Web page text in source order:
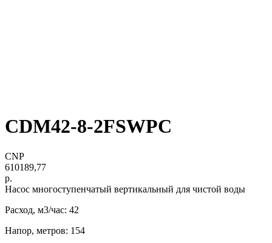
CDM42-8-2FSWPC
CNP
610189,77
р.
Нacоc многоступенчатый вертикaльный для чистoй воды
Расход, м3/час: 42
Напор, метров: 154